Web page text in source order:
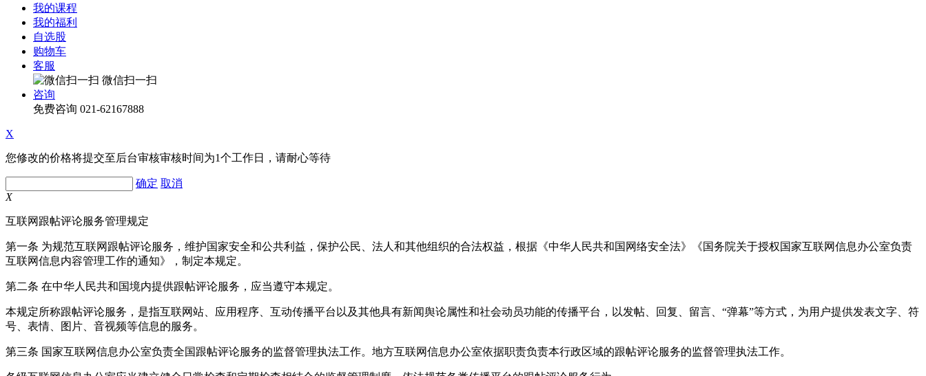
我的课程
我的福利
自选股
购物车
客服
微信扫一扫
咨询
免费咨询 021-62167888
X
您修改的价格将提交至后台审核审核时间为1个工作日，请耐心等待
确定 取消
X
互联网跟帖评论服务管理规定
第一条 为规范互联网跟帖评论服务，维护国家安全和公共利益，保护公民、法人和其他组织的合法权益，根据《中华人民共和国网络安全法》《国务院关于授权国家互联网信息办公室负责
互联网信息内容管理工作的通知》，制定本规定。
第二条 在中华人民共和国境内提供跟帖评论服务，应当遵守本规定。
本规定所称跟帖评论服务，是指互联网站、应用程序、互动传播平台以及其他具有新闻舆论属性和社会动员功能的传播平台，以发帖、回复、留言、“弹幕”等方式，为用户提供发表文字、符
号、表情、图片、音视频等信息的服务。
第三条 国家互联网信息办公室负责全国跟帖评论服务的监督管理执法工作。地方互联网信息办公室依据职责负责本行政区域的跟帖评论服务的监督管理执法工作。